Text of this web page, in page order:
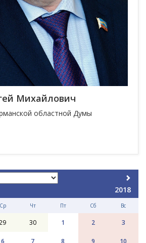
Михайлович
областной Думы
2018
Ср Чт Пт Сб Вс
30 1 2 3